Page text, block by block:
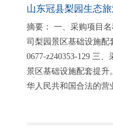
山东冠县梨园生态
配套提升项目竞争
摘要： 一、采购项目
司梨园景区基础设施配
0677-z240353-129 三
景区基础设施配套提升
华人民共和国合法的营